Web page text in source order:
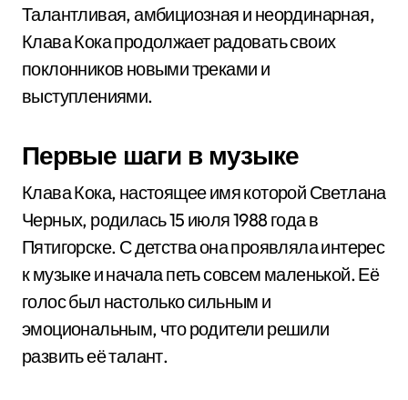
Талантливая, амбициозная и неординарная,
Клава Кока продолжает радовать своих
поклонников новыми треками и
выступлениями.
Первые шаги в музыке
Клава Кока, настоящее имя которой Светлана
Черных, родилась 15 июля 1988 года в
Пятигорске. С детства она проявляла интерес
к музыке и начала петь совсем маленькой. Её
голос был настолько сильным и
эмоциональным, что родители решили
развить её талант.